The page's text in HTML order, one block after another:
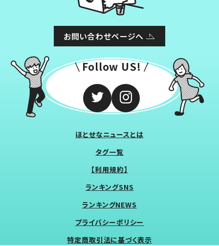
お問い合わせページへ
Follow US!
ほとせなニュースとは
タグ一覧
【利用規約】
ランキングSNS
ランキングNEWS
プライバシーポリシー
特定商取引法に基づく表示